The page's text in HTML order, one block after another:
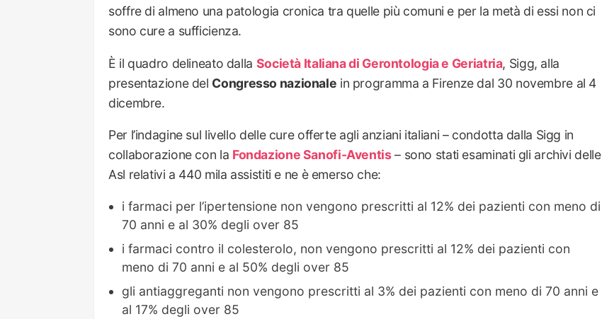
soffre di almeno una patologia cronica tra quelle più comuni e per la metà di essi non ci
sono cure a sufficienza.
È il quadro delineato dalla Società Italiana di Gerontologia e Geriatria, Sigg, alla
presentazione del Congresso nazionale in programma a Firenze dal 30 novembre al 4
dicembre.
Per l’indagine sul livello delle cure offerte agli anziani italiani – condotta dalla Sigg in
collaborazione con la Fondazione Sanofi-Aventis– sono stati esaminati gli archivi delle
Asl relativi a 440 mila assistiti e ne è emerso che:
i farmaci per l’ipertensione non vengono prescritti al 12% dei pazienti con meno di
70 anni e al 30% degli over 85
i farmaci contro il colesterolo, non vengono prescritti al 12% dei pazienti con
meno di 70 anni e al 50% degli over 85
gli antiaggreganti non vengono prescritti al 3% dei pazienti con meno di 70 anni e
al 17% degli over 85